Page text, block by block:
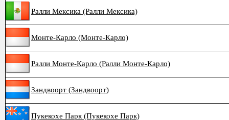
Ралли Мексика (Ралли Мексика)
Монте-Карло (Монте-Карло)
Ралли Монте-Карло (Ралли Монте-Карло)
Зандвоорт (Зандвоорт)
Пукекохе Парк (Пукекохе Парк)